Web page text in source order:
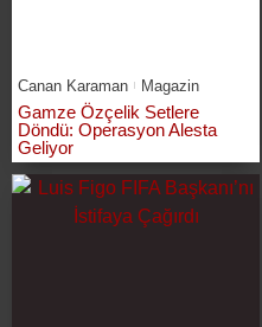
Canan Karaman Magazin
Gamze Özçelik Setlere
Döndü: Operasyon Alesta
Geliyor